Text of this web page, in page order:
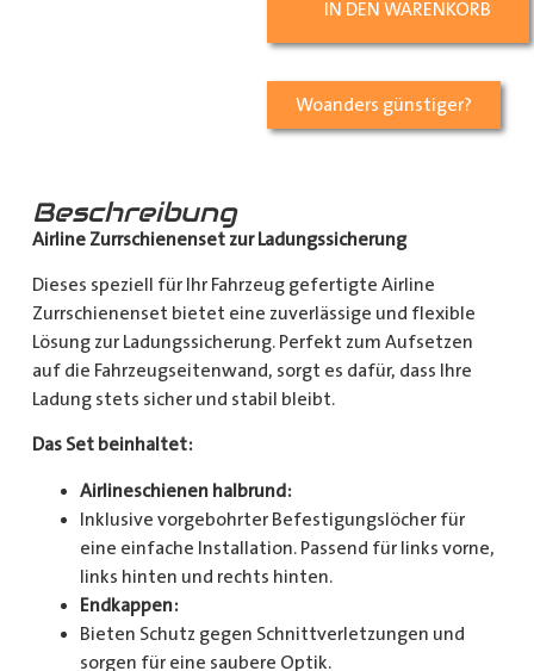
IN DEN WARENKORB
Woanders günstiger?
Beschreibung
Airline Zurrschienenset zur Ladungssicherung
Dieses speziell für Ihr Fahrzeug gefertigte Airline
Zurrschienenset bietet eine zuverlässige und flexible
Lösung zur Ladungssicherung. Perfekt zum Aufsetzen
auf die Fahrzeugseitenwand, sorgt es dafür, dass Ihre
Ladung stets sicher und stabil bleibt.
Das Set beinhaltet:
Airlineschienen halbrund:
Inklusive vorgebohrter Befestigungslöcher für
eine einfache Installation. Passend für links vorne,
links hinten und rechts hinten.
Endkappen:
Bieten Schutz gegen Schnittverletzungen und
sorgen für eine saubere Optik.